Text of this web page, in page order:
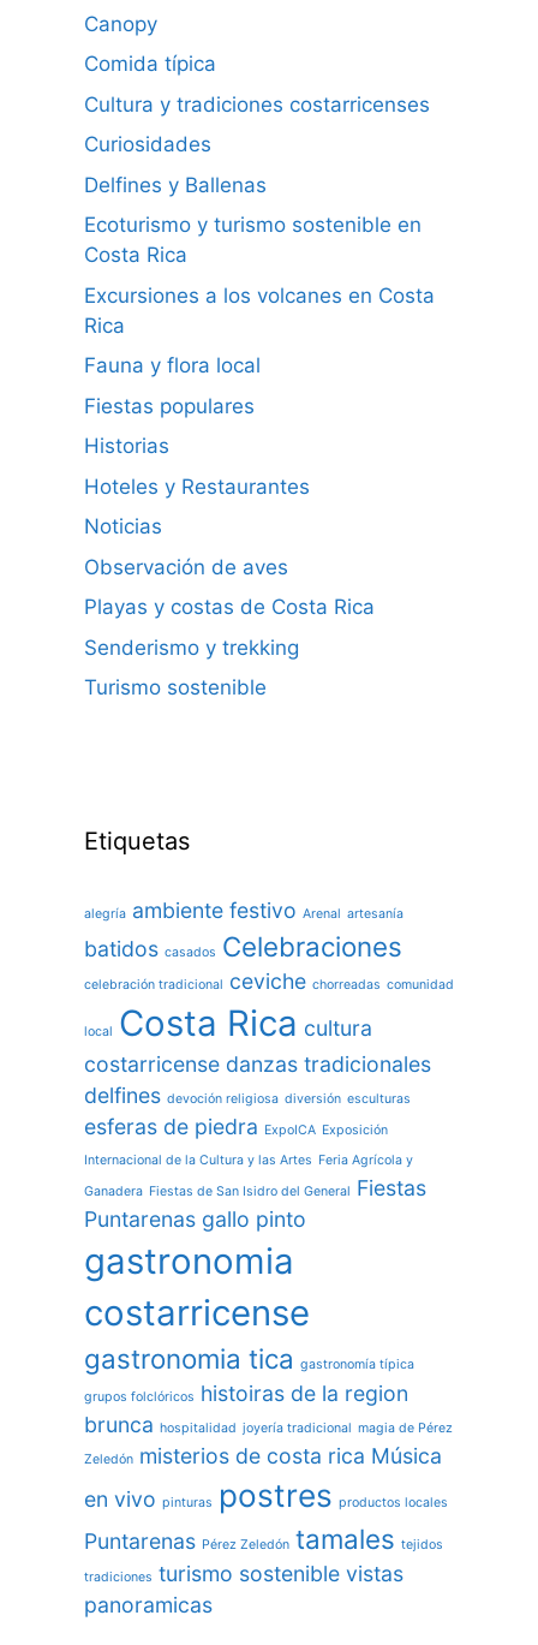
Canopy
Comida típica
Cultura y tradiciones costarricenses
Curiosidades
Delfines y Ballenas
Ecoturismo y turismo sostenible en
Costa Rica
Excursiones a los volcanes en Costa
Rica
Fauna y flora local
Fiestas populares
Historias
Hoteles y Restaurantes
Noticias
Observación de aves
Playas y costas de Costa Rica
Senderismo y trekking
Turismo sostenible
Etiquetas
alegría ambiente festivo Arenal artesanía
batidos casados Celebraciones
celebración tradicional ceviche chorreadas comunidad
local Costa Rica cultura
costarricense danzas tradicionales
delfines devoción religiosa diversión esculturas
esferas de piedra ExpoICA Exposición
Internacional de la Cultura y las Artes Feria Agrícola y
Ganadera Fiestas de San Isidro del General Fiestas
Puntarenas gallo pinto
gastronomia
costarricense
gastronomia tica gastronomía típica
grupos folclóricos histoiras de la region
brunca hospitalidad joyería tradicional magia de Pérez
Zeledón misterios de costa rica Música
en vivo pinturas postres productos locales
Puntarenas Pérez Zeledón tamales tejidos
tradiciones turismo sostenible vistas
panoramicas